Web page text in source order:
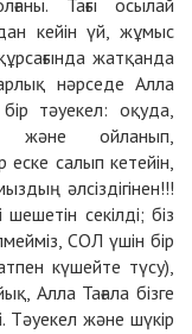
Тағы осылай
кейін үй, жұмыс
жатқанда
нәрседе Алла
тәуекел: оқуда,
және ойланып,
еске салып кетейін,
әлсіздігінен!!!
секілді; біз
СОЛ үшін бір
күшейте түсу),
Алла Тағала бізге
және шүкір